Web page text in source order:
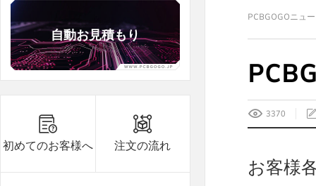
自動お見積もり
初めてのお客様へ 注文の流れ
B8***8A 8.6
5
B8***8A
B8***8A
PCBGOGOニュ
3370
お客様